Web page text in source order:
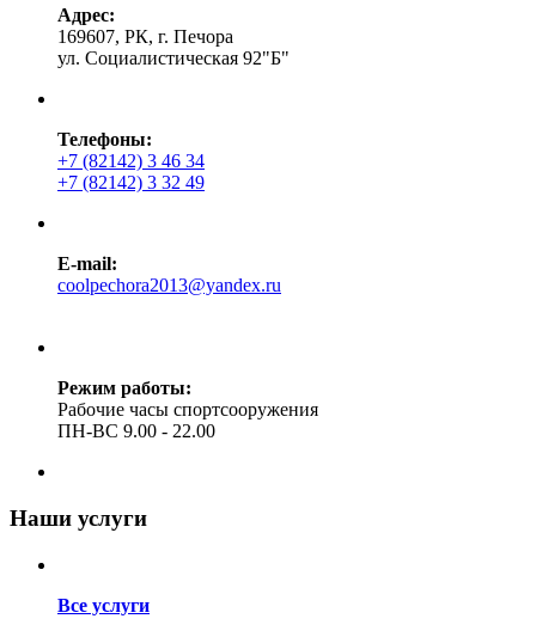
Адрес:
169607, РК, г. Печора
ул. Социалистическая 92"Б"
Телефоны:
+7 (82142) 3 46 34
+7 (82142) 3 32 49
E-mail:
coolpechora2013@yandex.ru
Режим работы:
Рабочие часы спортсооружения
ПН-ВС 9.00 - 22.00
Наши услуги
Все услуги